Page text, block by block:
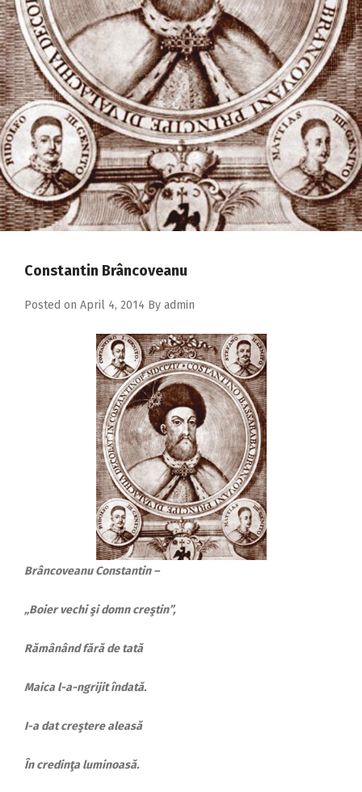
2018
2017
2016
2015
2014
2013
2012
2011
2009
Constantin Brâncoveanu
Posted on April 4, 2014 By admin
Brâncoveanu Constantin –
„Boier vechi şi domn creştin”,
Rămânând fără de tată
Maica l-a-ngrijit îndată.
I-a dat creştere aleasă
În credinţa luminoasă.